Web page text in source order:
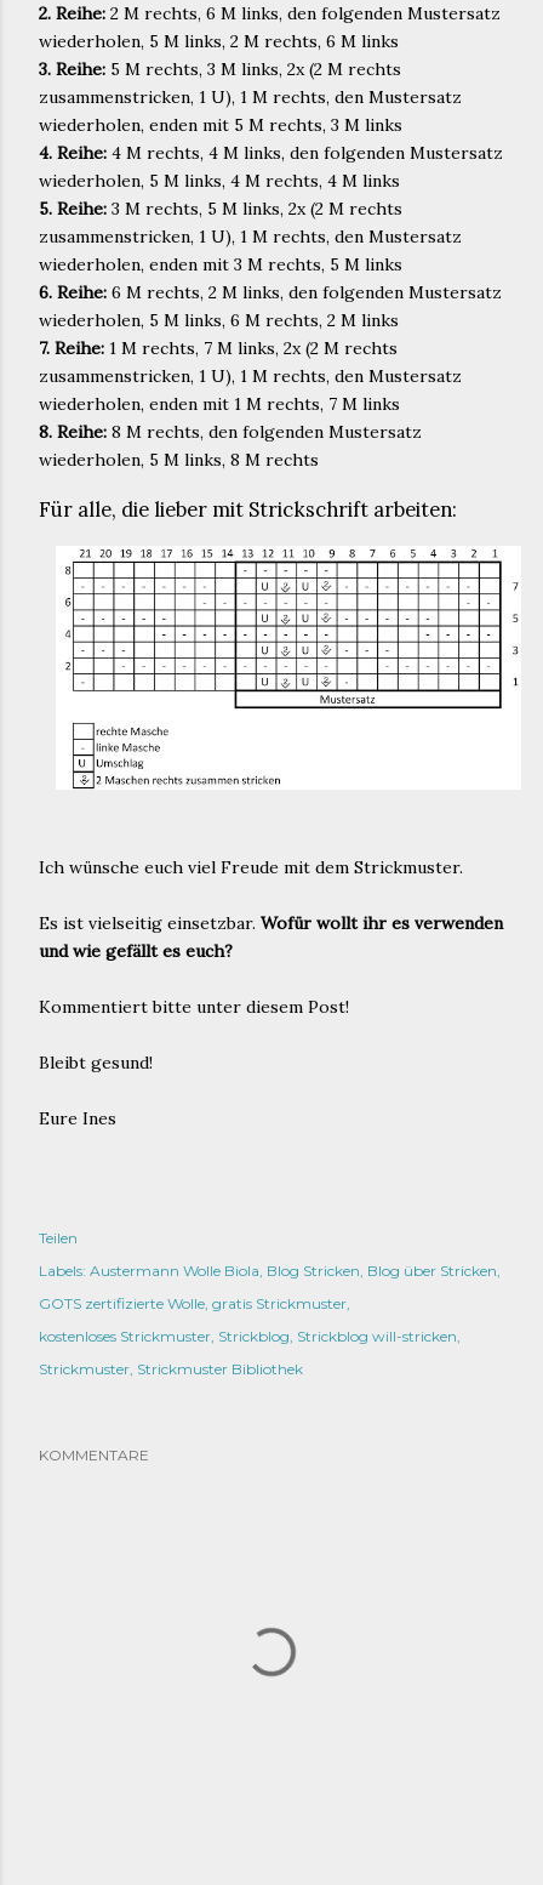
2. Reihe: 2 M rechts, 6 M links, den folgenden Mustersatz
wiederholen, 5 M links, 2 M rechts, 6 M links
3. Reihe: 5 M rechts, 3 M links, 2x (2 M rechts
zusammenstricken, 1 U), 1 M rechts, den Mustersatz
wiederholen, enden mit 5 M rechts, 3 M links
4. Reihe: 4 M rechts, 4 M links, den folgenden Mustersatz
wiederholen, 5 M links, 4 M rechts, 4 M links
5. Reihe: 3 M rechts, 5 M links, 2x (2 M rechts
zusammenstricken, 1 U), 1 M rechts, den Mustersatz
wiederholen, enden mit 3 M rechts, 5 M links
6. Reihe: 6 M rechts, 2 M links, den folgenden Mustersatz
wiederholen, 5 M links, 6 M rechts, 2 M links
7. Reihe: 1 M rechts, 7 M links, 2x (2 M rechts
zusammenstricken, 1 U), 1 M rechts, den Mustersatz
wiederholen, enden mit 1 M rechts, 7 M links
8. Reihe: 8 M rechts, den folgenden Mustersatz
wiederholen, 5 M links, 8 M rechts
Für alle, die lieber mit Strickschrift arbeiten:
Ich wünsche euch viel Freude mit dem Strickmuster.
Es ist vielseitig einsetzbar. Wofür wollt ihr es verwenden
und wie gefällt es euch?
Kommentiert bitte unter diesem Post!
Bleibt gesund!
Eure Ines
Teilen
Labels: Austermann Wolle Biola Blog Stricken Blog über Stricken
GOTS zertifizierte Wolle gratis Strickmuster
kostenloses Strickmuster Strickblog Strickblog will-stricken
Strickmuster Strickmuster Bibliothek
KOMMENTARE